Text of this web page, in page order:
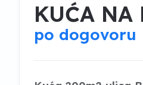
KUĆA
po dogovoru